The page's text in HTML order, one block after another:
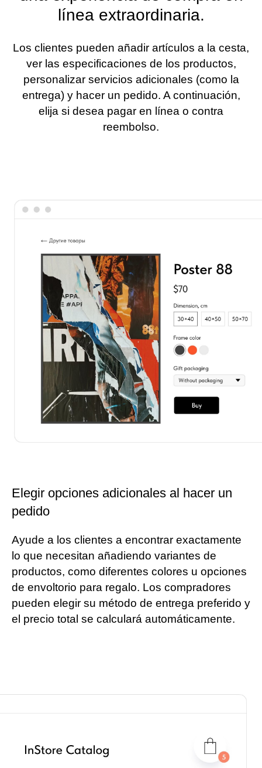
línea extraordinaria.
Los clientes pueden añadir artículos a la cesta,
ver las especificaciones de los productos,
personalizar servicios adicionales (como la
entrega) y hacer un pedido. A continuación,
elija si desea pagar en línea o contra
reembolso.
Elegir opciones adicionales al hacer un
pedido
Ayude a los clientes a encontrar exactamente
lo que necesitan añadiendo variantes de
productos, como diferentes colores u opciones
de envoltorio para regalo. Los compradores
pueden elegir su método de entrega preferido y
el precio total se calculará automáticamente.